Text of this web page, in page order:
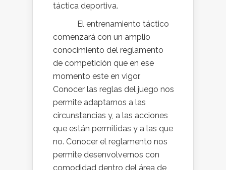
táctica deportiva.
El entrenamiento táctico
comenzará con un amplio
conocimiento del reglamento
de competición que en ese
momento este en vigor.
Conocer las reglas del juego nos
permite adaptarnos a las
circunstancias y, a las acciones
que están permitidas y a las que
no. Conocer el reglamento nos
permite desenvolvernos con
comodidad dentro del área de